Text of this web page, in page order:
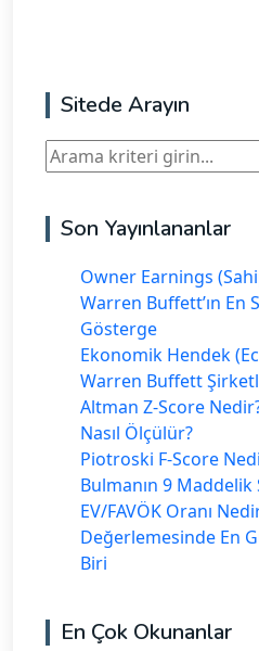
Sitede Arayın
Ara
Son Yayınlananlar
Owner Earnings
Warren Buffett’ın En
Gösterge
Ekonomik Hendek
Warren Buffett
Altman Z-Score
Nasıl Ölçülür?
Piotroski F-Score
Bulmanın 9 Maddelik
EV/FAVÖK Oranı
Değerlemesinde En
Biri
En Çok Okunanlar